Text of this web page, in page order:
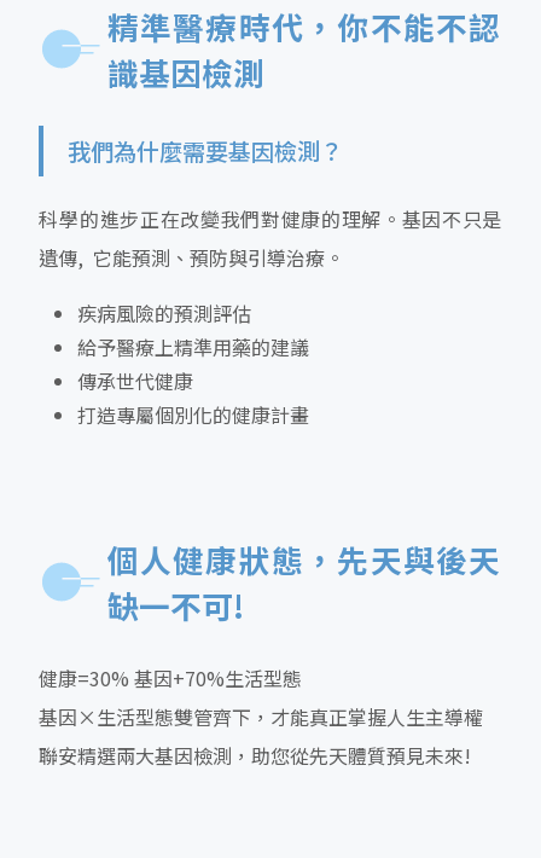
精準醫療時代，你不能不認
識基因檢測
我們為什麼需要基因檢測？
科學的進步正在改變我們對健康的理解。基因不只是
遺傳, 它能預測、預防與引導治療。
疾病風險的預測評估
給予醫療上精準用藥的建議
傳承世代健康
打造專屬個別化的健康計畫
個人健康狀態，先天與後天
缺一不可!
健康=30% 基因+70%生活型態
基因×生活型態雙管齊下，才能真正掌握人生主導權
聯安精選兩大基因檢測，助您從先天體質預見未來!